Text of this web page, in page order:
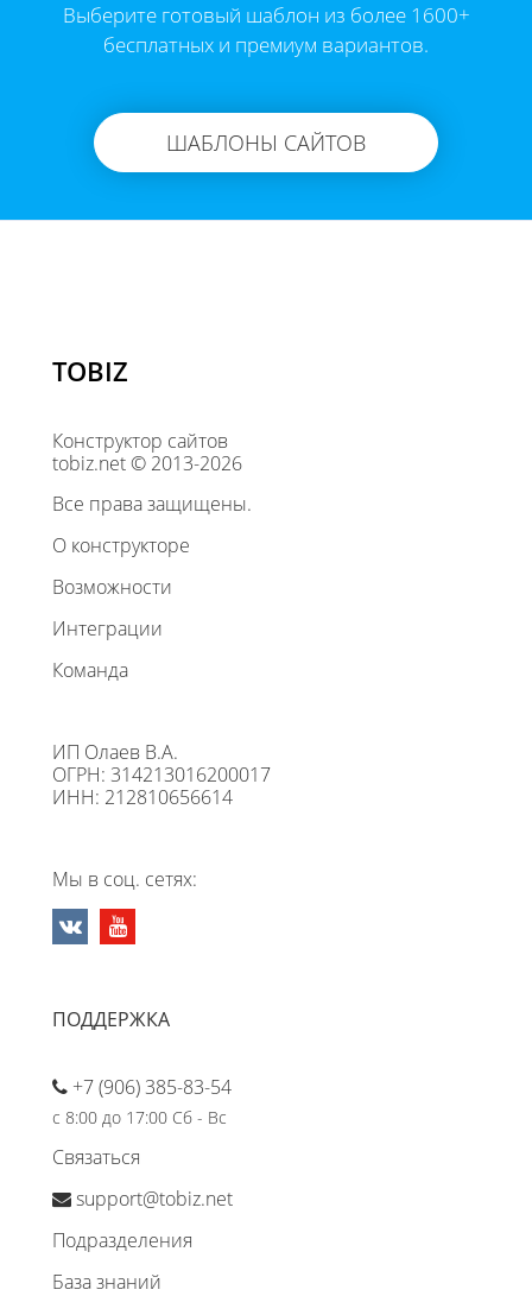
Выберите готовый шаблон из более 1600+
бесплатных и премиум вариантов.
ШАБЛОНЫ САЙТОВ
TOBIZ
Конструктор сайтов
tobiz.net © 2013-2026
Все права защищены.
О конструкторе
Возможности
Интеграции
Команда
ИП Олаев В.А.
ОГРН: 314213016200017
ИНН: 212810656614
Мы в соц. сетях:
ПОДДЕРЖКА
+7 (906) 385-83-54
с 8:00 до 17:00 Сб - Вс
Связаться
support@tobiz.net
Подразделения
База знаний